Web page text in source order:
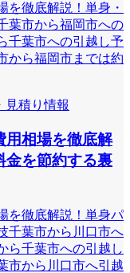
を徹底解説！単身・
葉市から福岡市への
千葉市への引越し予
から福岡市までは約
見積り情報
用相場を徹底解
金を節約する裏
を徹底解説！単身パ
千葉市から川口市へ
ら千葉市への引越し
市から川口市へ引越